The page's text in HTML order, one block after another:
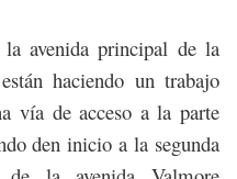
avenida principal de la
haciendo un trabajo
vía de acceso a la parte
den inicio a la segunda